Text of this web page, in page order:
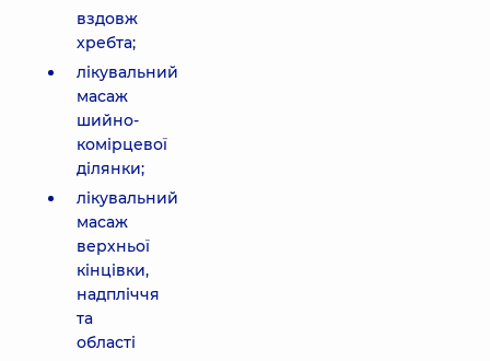
вздовж
хребта;
лікувальний
масаж
шийно-
комірцевої
ділянки;
лікувальний
масаж
верхньої
кінцівки,
надпліччя
та
області